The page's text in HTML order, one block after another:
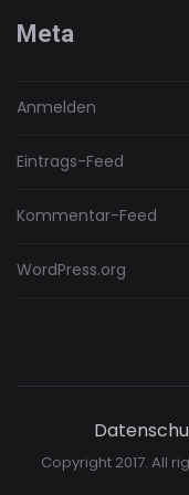
Meta
Anmelden
Eintrags-Feed
Kommentar-Feed
WordPress.org
Copyright 2017. All